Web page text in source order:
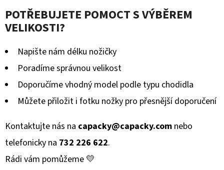
POTŘEBUJETE POMOCT S VÝBĚREM
VELIKOSTI?
Napište nám délku nožičky
Poradíme správnou velikost
Doporučíme vhodný model podle typu chodidla
Můžete přiložit i fotku nožky pro přesnější doporučení
Kontaktujte nás na capacky@capacky.com nebo
telefonicky na 732 226 622.
Rádi vám pomůžeme 💛